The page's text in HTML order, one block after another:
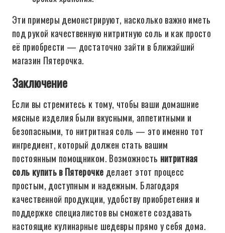
Эти примеры демонстрируют, насколько важно иметь
под рукой качественную нитритную соль и как просто
её приобрести — достаточно зайти в ближайший
магазин Пятерочка.
Заключение
Если вы стремитесь к тому, чтобы ваши домашние
мясные изделия были вкусными, аппетитными и
безопасными, то нитритная соль — это именно тот
ингредиент, который должен стать вашим
постоянным помощником. Возможность нитритная
соль купить в Пятерочке делает этот процесс
простым, доступным и надежным. Благодаря
качественной продукции, удобству приобретения и
поддержке специалистов вы сможете создавать
настоящие кулинарные шедевры прямо у себя дома.